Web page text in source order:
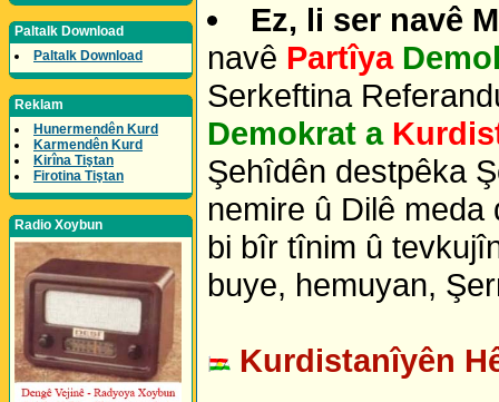
Paltalk Download
Paltalk Download
Reklam
Hunermendên Kurd
Karmendên Kurd
Kirîna Tiştan
Firotina Tiştan
Radio Xoybun
Ez, li ser navê
navê Partîya
Serkeftina
Demokrat a
Şehîdên destpêka
nemire û Dilê
bi bîr tînim û
buye, hemuyan,
Kurdistanîyên